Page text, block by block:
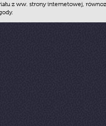
z ww. strony internetowej,